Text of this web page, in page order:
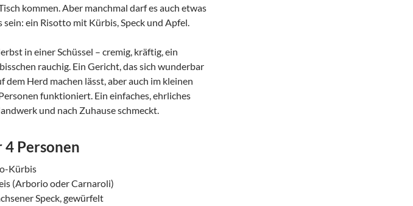
kommen. Aber manchmal darf es auch etwas
sein: ein Risotto mit Kürbis, Speck und Apfel.
in einer Schüssel – cremig, kräftig, ein
rauchig. Ein Gericht, das sich wunderbar
dem Herd machen lässt, aber auch im kleinen
funktioniert. Ein einfaches, ehrliches
und nach Zuhause schmeckt.
Personen
Kürbis
(Arborio oder Carnaroli)
Speck, gewürfelt